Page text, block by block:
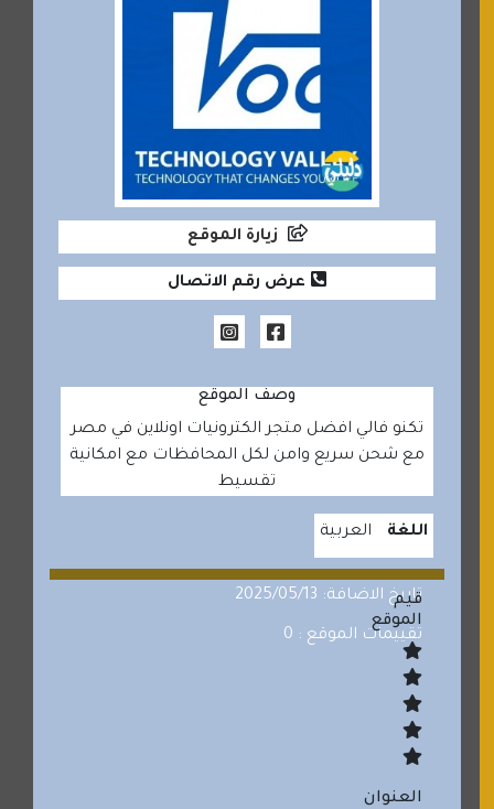
زيارة الموقع
عرض رقم الاتصال
وصف الموقع
تكنو فالي افضل متجر الكترونيات اونلاين في مصر
مع شحن سريع وامن لكل المحافظات مع امكانية
تقسيط
اللغة العربية
تاريخ الاضافة: 2025/05/13
تقييمات الموقع : 0
قيم
الموقع
العنوان